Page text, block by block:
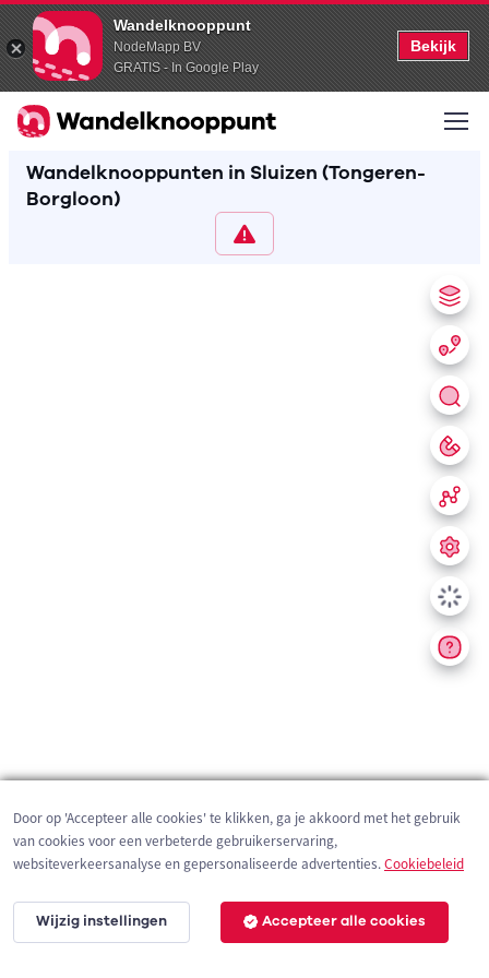
Wandelknooppunt
NodeMapp BV
GRATIS - In Google Play
Bekijk
Wandelknooppunten in Sluizen (Tongeren-
Borgloon)
200 m
Door op 'Accepteer alle cookies' te klikken, ga je akkoord met het gebruik
van cookies voor een verbeterde gebruikerservaring,
websiteverkeersanalyse en gepersonaliseerde advertenties.Cookiebeleid
Wijzig instellingen Accepteer alle cookies